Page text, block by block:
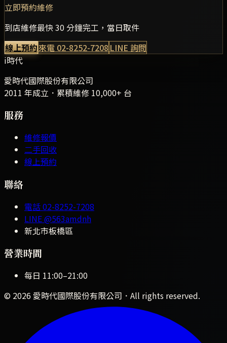
立即預約維修
到店維修最快 30 分鐘完工，當日取件
線上預約來電 02-8252-7208 LINE 詢問
i時代
愛時代國際股份有限公司
2011 年成立．累積維修 10,000+ 台
服務
維修報價
二手回收
線上預約
聯絡
電話02-8252-7208
LINE@563amdnh
新北市板橋區
營業時間
每日 11:00–21:00
© 2026 愛時代國際股份有限公司 ．All rights reserved.